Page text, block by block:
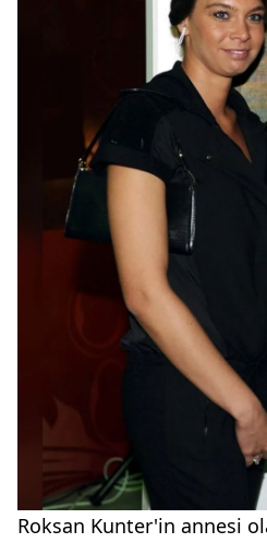
Roksan Kunter'in annesi